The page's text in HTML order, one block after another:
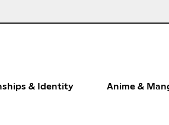
& Identity Anime &